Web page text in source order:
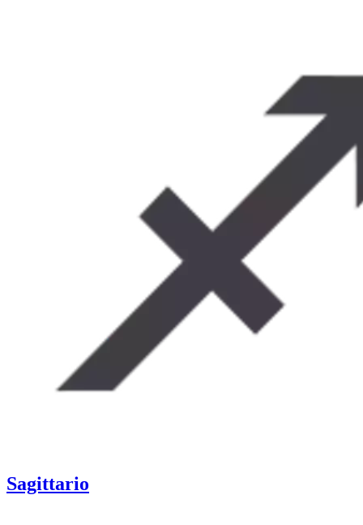
Sagittario